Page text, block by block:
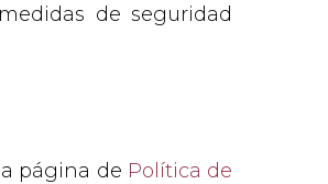
de seguridad
página de Política de